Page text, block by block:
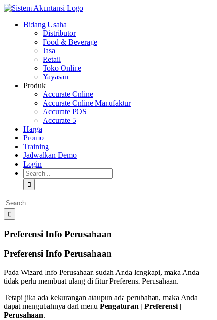
Skip
contentBidang Usaha
Distributor
Food & Beverage
Jasa
Retail
Toko Online
Yayasan
Produk
Accurate Online
Accurate Online Manufaktur
Accurate POS
Accurate 5
Harga
Promo
Training
Jadwalkan Demo
Login
Search
for:
Search
for:
Preferensi Info Perusahaan
Preferensi Info Perusahaan
Pada Wizard Info Perusahaan sudah Anda lengkapi, maka Anda
tidak perlu membuat ulang di fitur Preferensi Perusahaan.
Tetapi jika ada kekurangan ataupun ada perubahan, maka Anda
dapat mengubahnya dari menu Pengaturan | Preferensi |
Perusahaan.